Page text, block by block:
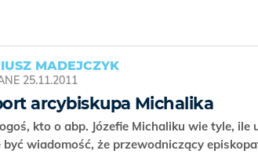
MADEJCZYK
25.11.2011
arcybiskupa Michalika
kto o abp. Józefie Michaliku wie tyle, ile
być wiadomość, że przewodniczący